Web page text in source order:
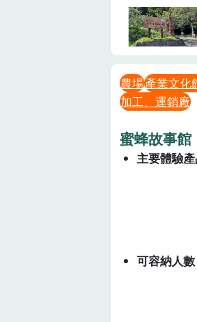
農場產業文化
加工、運銷廠
蜜蜂故事館
主要體驗
可容納人數